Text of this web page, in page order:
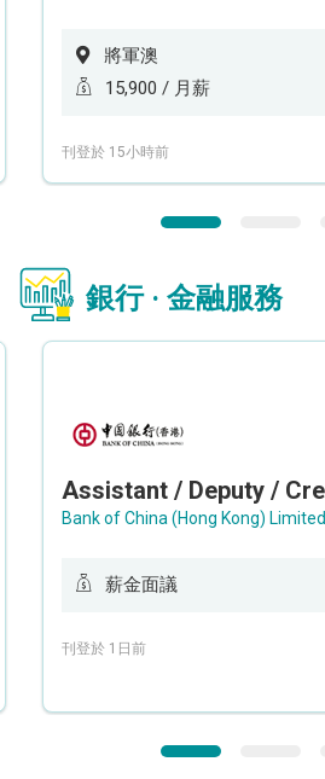
將軍澳
15,900 / 月薪
刊登於 15小時前
銀行 · 金融服務
Bank of China (Hong Kong) Limited
薪金面議
刊登於 1日前